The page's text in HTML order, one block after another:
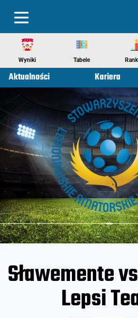
Wyniki Tabele
Aktualności Kariera
Sławemente
Lepsi